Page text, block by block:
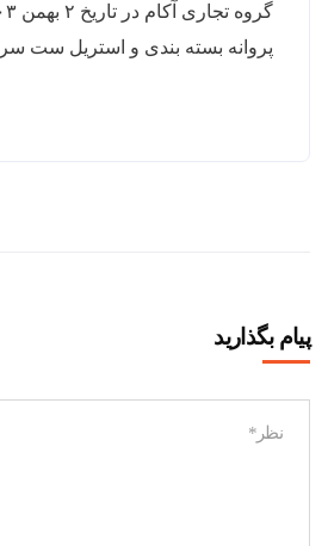
پروانه بسته بندی و استریل ست
پیام بگذارید